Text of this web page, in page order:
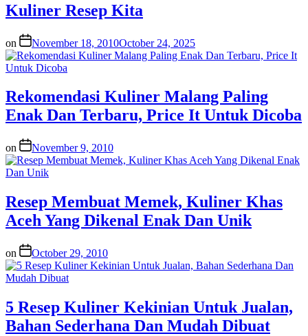
Kuliner Resep Kita
on November 18, 2010October 24, 2025
Rekomendasi Kuliner Malang Paling
Enak Dan Terbaru, Price It Untuk Dicoba
on November 9, 2010
Resep Membuat Memek, Kuliner Khas
Aceh Yang Dikenal Enak Dan Unik
on October 29, 2010
5 Resep Kuliner Kekinian Untuk Jualan,
Bahan Sederhana Dan Mudah Dibuat